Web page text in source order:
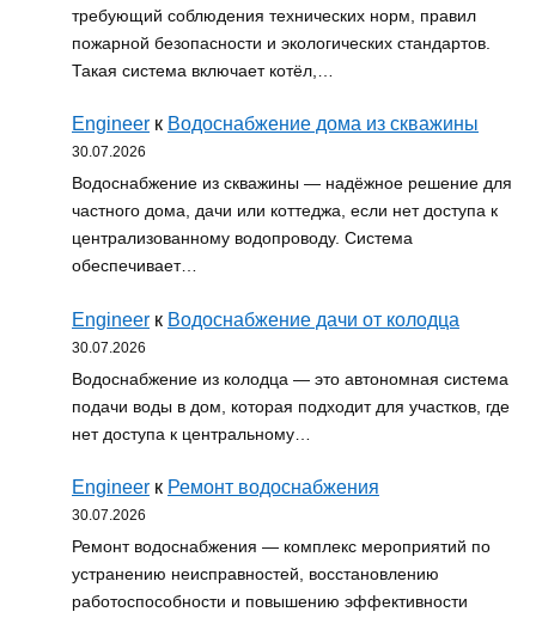
требующий соблюдения технических норм, правил
пожарной безопасности и экологических стандартов.
Такая система включает котёл,…
Engineer к Водоснабжение дома из скважины
30.07.2026
Водоснабжение из скважины — надёжное решение для
частного дома, дачи или коттеджа, если нет доступа к
централизованному водопроводу. Система
обеспечивает…
Engineer к Водоснабжение дачи от колодца
30.07.2026
Водоснабжение из колодца — это автономная система
подачи воды в дом, которая подходит для участков, где
нет доступа к центральному…
Engineer к Ремонт водоснабжения
30.07.2026
Ремонт водоснабжения — комплекс мероприятий по
устранению неисправностей, восстановлению
работоспособности и повышению эффективности